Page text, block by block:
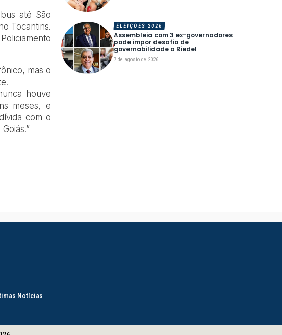
até São
Tocantins.
mas o
houve
meses, e
com o
Assembleia com 3 ex-governadores
pode impor desafio de
governabilidade a Riedel
7 de agosto de 2026
ELEIÇÕES 2026
Notícias